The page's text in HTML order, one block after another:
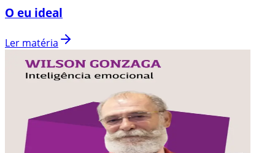
O eu ideal
Ler matéria